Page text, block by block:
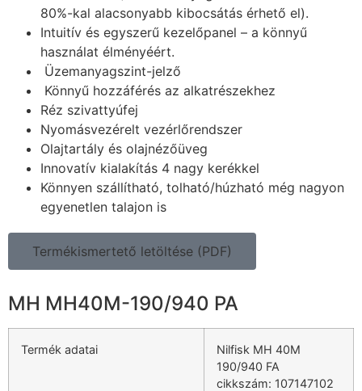
80%-kal alacsonyabb kibocsátás érhető el).
Intuitív és egyszerű kezelőpanel – a könnyű
használat élményéért.
Üzemanyagszint-jelző
Könnyű hozzáférés az alkatrészekhez
Réz szivattyúfej
Nyomásvezérelt vezérlőrendszer
Olajtartály és olajnézőüveg
Innovatív kialakítás 4 nagy kerékkel
Könnyen szállítható, tolható/húzható még nagyon
egyenetlen talajon is
Termékismertető letöltése (PDF)
MH MH40M-190/940 PA
Termék adatai
Nilfisk MH 40M
190/940 FA
cikkszám: 107147102